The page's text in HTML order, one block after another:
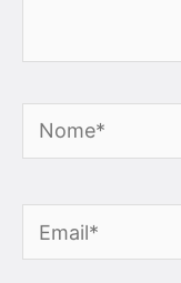
Nome*
Email*